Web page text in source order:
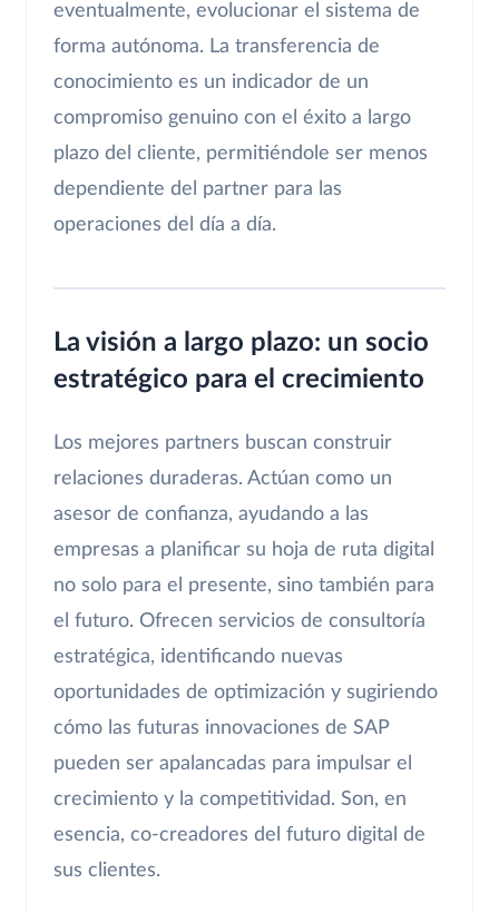
eventualmente, evolucionar el sistema de
forma autónoma. La transferencia de
conocimiento es un indicador de un
compromiso genuino con el éxito a largo
plazo del cliente, permitiéndole ser menos
dependiente del partner para las
operaciones del día a día.
La visión a largo plazo: un socio
estratégico para el crecimiento
Los mejores partners buscan construir
relaciones duraderas. Actúan como un
asesor de confianza, ayudando a las
empresas a planificar su hoja de ruta digital
no solo para el presente, sino también para
el futuro. Ofrecen servicios de consultoría
estratégica, identificando nuevas
oportunidades de optimización y sugiriendo
cómo las futuras innovaciones de SAP
pueden ser apalancadas para impulsar el
crecimiento y la competitividad. Son, en
esencia, co-creadores del futuro digital de
sus clientes.